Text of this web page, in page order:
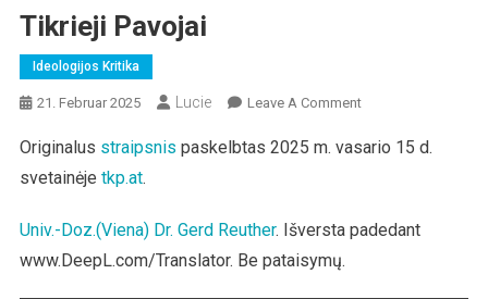
Tikrieji Pavojai
Ideologijos Kritika
21. Februar 2025 Lucie Leave A CommentOn
Pavojai
Originalus straipsnis paskelbtas 2025 m. vasario 15 d.
svetainėje tkp.at.
Univ.-Doz.(Viena) Dr. Gerd Reuther. Išversta padedant
www.DeepL.com/Translator. Be pataisymų.